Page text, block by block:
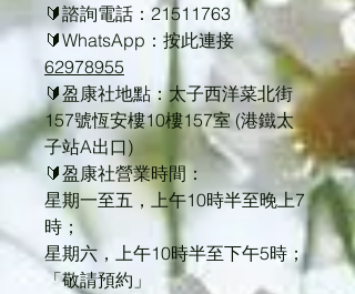
🔰諮詢電話：21511763
🔰WhatsApp：按此連接
62978955
🔰盈康社地點：太子西洋菜北街
157號恆安樓10樓157室 (港鐵太
子站A出口)
🔰盈康社營業時間：
星期一至五，上午10時半至晚上7
時；
星期六，上午10時半至下午5時；
「敬請預約」